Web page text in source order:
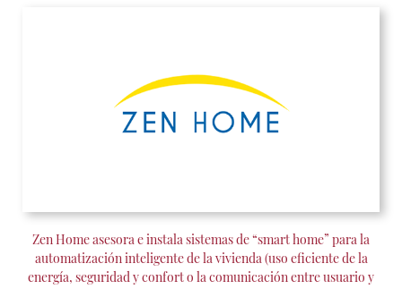
Zen Home asesora e instala sistemas de “smart home” para la
automatización inteligente de la vivienda (uso eficiente de la
energía, seguridad y confort o la comunicación entre usuario y